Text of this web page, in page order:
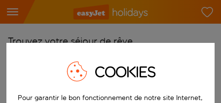
Trouvez votre séjour de rêve
Commencez à taper pour la saisie automatique. Lorsque les
Choisissez votre aéroport
Vers
COOKIES
Pour garantir le bon fonctionnement de notre site Internet,